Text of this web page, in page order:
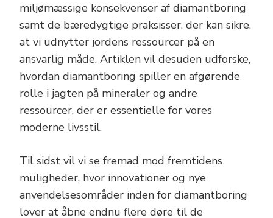
miljømæssige konsekvenser af diamantboring
samt de bæredygtige praksisser, der kan sikre,
at vi udnytter jordens ressourcer på en
ansvarlig måde. Artiklen vil desuden udforske,
hvordan diamantboring spiller en afgørende
rolle i jagten på mineraler og andre
ressourcer, der er essentielle for vores
moderne livsstil.
Til sidst vil vi se fremad mod fremtidens
muligheder, hvor innovationer og nye
anvendelsesområder inden for diamantboring
lover at åbne endnu flere døre til de